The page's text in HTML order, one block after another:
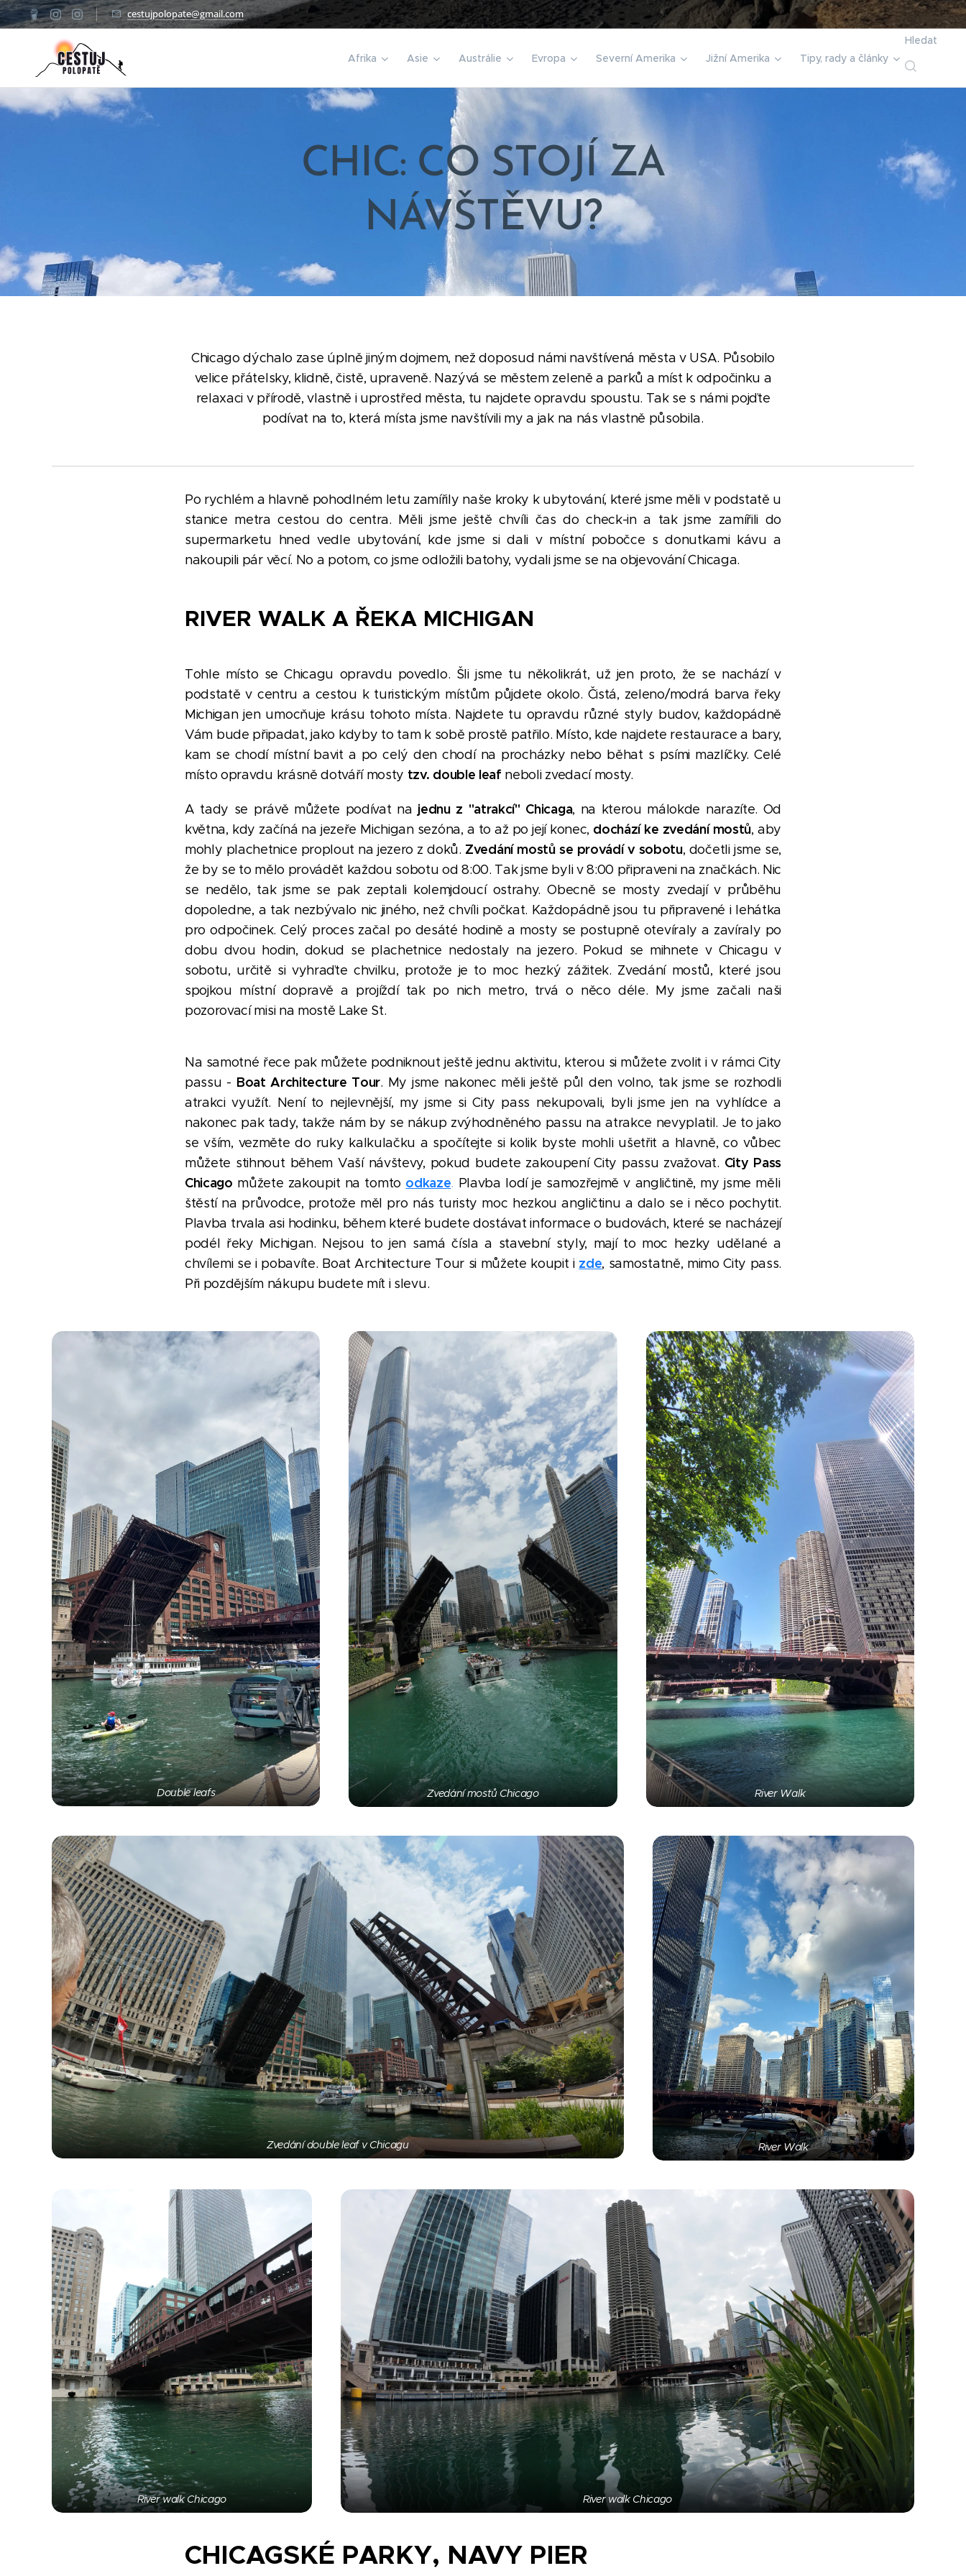
cestujpolopate@gmail.com
Afrika Asie Austrálie Evropa Severní Amerika Jižní Amerika Tipy, rady a články
Hledat
CHIC: CO STOJÍ ZA
NÁVŠTĚVU?
Chicago dýchalo zase úplně jiným dojmem, než doposud námi navštívená města v USA. Působilo
velice přátelsky, klidně, čistě, upraveně. Nazývá se městem zeleně a parků a míst k odpočinku a
relaxaci v přírodě, vlastně i uprostřed města, tu najdete opravdu spoustu. Tak se s námi pojďte
podívat na to, která místa jsme navštívili my a jak na nás vlastně působila.
Po rychlém a hlavně pohodlném letu zamířily naše kroky k ubytování, které jsme měli v podstatě u
stanice metra cestou do centra. Měli jsme ještě chvíli čas do check-in a tak jsme zamířili do
supermarketu hned vedle ubytování, kde jsme si dali v místní pobočce s donutkami kávu a
nakoupili pár věcí. No a potom, co jsme odložili batohy, vydali jsme se na objevování Chicaga.
RIVER WALK A ŘEKA MICHIGAN
Tohle místo se Chicagu opravdu povedlo. Šli jsme tu několikrát, už jen proto, že se nachází v
podstatě v centru a cestou k turistickým místům půjdete okolo. Čistá, zeleno/modrá barva řeky
Michigan jen umocňuje krásu tohoto místa. Najdete tu opravdu různé styly budov, každopádně
Vám bude připadat, jako kdyby to tam k sobě prostě patřilo. Místo, kde najdete restaurace a bary,
kam se chodí místní bavit a po celý den chodí na procházky nebo běhat s psími mazlíčky. Celé
místo opravdu krásně dotváří mosty tzv. double leafneboli zvedací mosty.
A tady se právě můžete podívat na jednu z "atrakcí" Chicaga, na kterou málokde narazíte. Od
května, kdy začíná na jezeře Michigan sezóna, a to až po její konec, dochází ke zvedání mostů, aby
mohly plachetnice proplout na jezero z doků. Zvedání mostů se provádí v sobotu, dočetli jsme se,
že by se to mělo provádět každou sobotu od 8:00. Tak jsme byli v 8:00 připraveni na značkách. Nic
se nedělo, tak jsme se pak zeptali kolemjdoucí ostrahy. Obecně se mosty zvedají v průběhu
dopoledne, a tak nezbývalo nic jiného, než chvíli počkat. Každopádně jsou tu připravené i lehátka
pro odpočinek. Celý proces začal po desáté hodině a mosty se postupně otevíraly a zavíraly po
dobu dvou hodin, dokud se plachetnice nedostaly na jezero. Pokud se mihnete v Chicagu v
sobotu, určitě si vyhraďte chvilku, protože je to moc hezký zážitek. Zvedání mostů, které jsou
spojkou místní dopravě a projíždí tak po nich metro, trvá o něco déle. My jsme začali naši
pozorovací misi na mostě Lake St.
Na samotné řece pak můžete podniknout ještě jednu aktivitu, kterou si můžete zvolit i v rámci City
passu - Boat Architecture Tour. My jsme nakonec měli ještě půl den volno, tak jsme se rozhodli
atrakci využít. Není to nejlevnější, my jsme si City pass nekupovali, byli jsme jen na vyhlídce a
nakonec pak tady, takže nám by se nákup zvýhodněného passu na atrakce nevyplatil. Je to jako
se vším, vezměte do ruky kalkulačku a spočítejte si kolik byste mohli ušetřit a hlavně, co vůbec
můžete stihnout během Vaší návštevy, pokud budete zakoupení City passu zvažovat. City Pass
Chicago můžete zakoupit na tomto odkaze. Plavba lodí je samozřejmě v angličtině, my jsme měli
štěstí na průvodce, protože měl pro nás turisty moc hezkou angličtinu a dalo se i něco pochytit.
Plavba trvala asi hodinku, během které budete dostávat informace o budovách, které se nacházejí
podél řeky Michigan. Nejsou to jen samá čísla a stavební styly, mají to moc hezky udělané a
chvílemi se i pobavíte. Boat Architecture Tour si můžete koupit i zde, samostatně, mimo City pass.
Při pozdějším nákupu budete mít i slevu.
Double leafs Zvedání mostů Chicago River Walk
Zvedání double leaf v Chicagu River Walk
River walk Chicago River walk Chicago
CHICAGSKÉ PARKY, NAVY PIER